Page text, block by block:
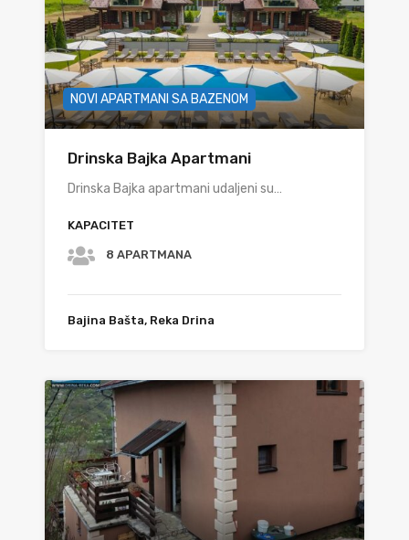
NOVI APARTMANI SA BAZENOM
Drinska Bajka Apartmani
Drinska Bajka apartmani udaljeni su…
KAPACITET
8 APARTMANA
Bajina Bašta, Reka Drina